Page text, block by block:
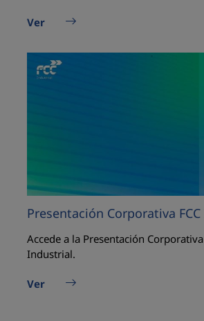
Ver
Presentación Corporativa
Accede a la Presentación Corporativa
Industrial.
Ver